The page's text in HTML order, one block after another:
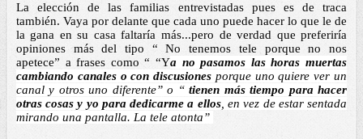
La elección de las familias entrevistadas pues es de traca
también. Vaya por delante que cada uno puede hacer lo que le de
la gana en su casa faltaría más...pero de verdad que preferiría
opiniones más del tipo “ No tenemos tele porque no nos
apetece” a frases como “ “Ya no pasamos las horas muertas
cambiando canales o con discusiones porque uno quiere ver un
canal y otros uno diferente” o “ tienen más tiempo para hacer
otras cosas y yo para dedicarme a ellos, en vez de estar sentada
mirando una pantalla. La tele atonta”